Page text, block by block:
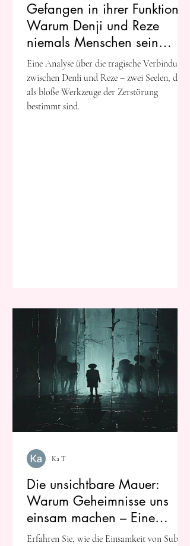
Gefangen in ihrer Funktion:
Warum Denji und Reze
niemals Menschen sein
konnten
Eine Analyse über die tragische Verbindung
zwischen Denłi und Reze – zwei Seelen, die
als bloße Werkzeuge der Zerstörung
bestimmt sind.
Die unsichtbare Mauer:
Warum Geheimnisse uns
einsam machen – Eine
Reflexion über Re:Zero
Erfahren Sie, wie die Einsamkeit von Subaru
Ka T